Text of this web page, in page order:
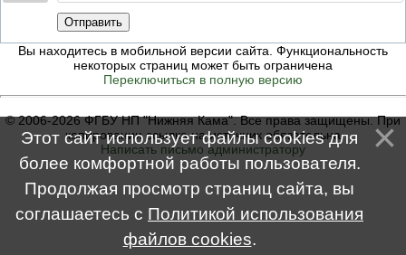
Отправить
Вы находитесь в мобильной версии сайта. Функциональность
некоторых страниц может быть ограничена
Переключиться в полную версию
© 2006-2026 ФГБУ НП "Нижняя Кама". Все права защищены. При
копировании ссылка на источник обязательна
Написать письмо администратору
Этот сайт использует файлы cookies для
более комфортной работы пользователя.
Продолжая просмотр страниц сайта, вы
соглашаетесь с Политикой использования
файлов cookies.